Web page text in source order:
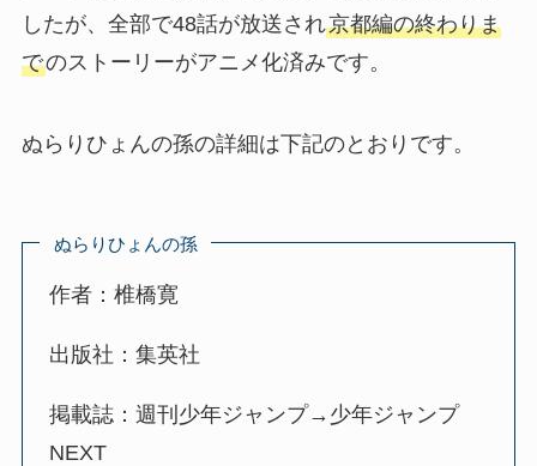
したが、全部で48話が放送され京都編の終わりま
でのストーリーがアニメ化済みです。
ぬらりひょんの孫の詳細は下記のとおりです。
ぬらりひょんの孫
作者：椎橋寛
出版社：集英社
掲載誌：週刊少年ジャンプ→少年ジャンプ
NEXT